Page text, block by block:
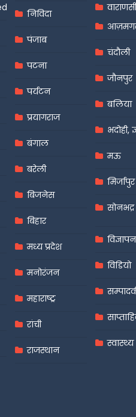
निविदा
पंजाब
पटना
पर्यटन
प्रयागराज
बंगाल
बरेली
बिजनेस
बिहार
मध्य प्रदेश
मनोरंजन
महाराष्ट्र
रांची
राजस्थान
चंदौली
जौनपुर
बलिया
भदोही,
मऊ
मिर्जापुर
सोनभद्र
विज्ञापन
विडियो
स्वास्थ्य